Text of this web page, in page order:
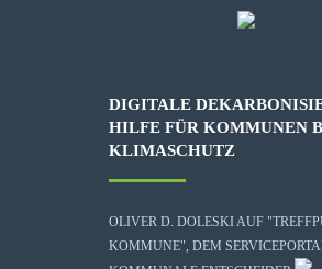
DIGITALE
HILFE FÜR KOMMUNEN
KLIMASCHUTZ
OLIVER D. DOLESKI AUF
KOMMUNE", DEM